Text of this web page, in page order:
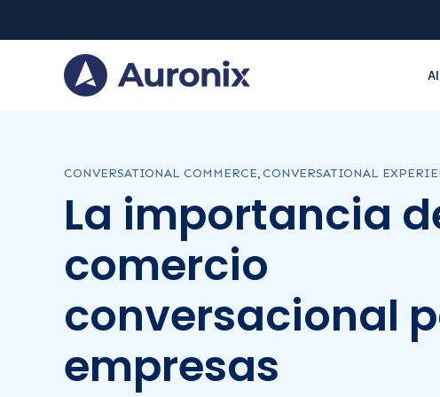
CONVERSATIONAL COMMERCE,CONVERSATIONAL
La importancia
comercio
conversacional
empresas